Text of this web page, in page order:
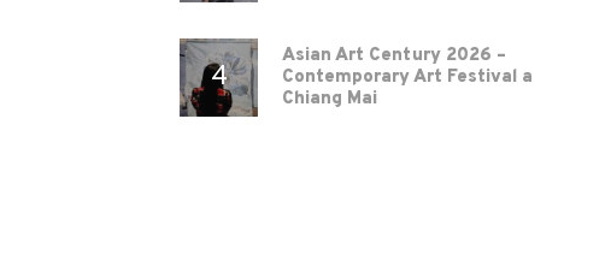
Asian Art Century 2026 –
Contemporary Art Festival a
Chiang Mai